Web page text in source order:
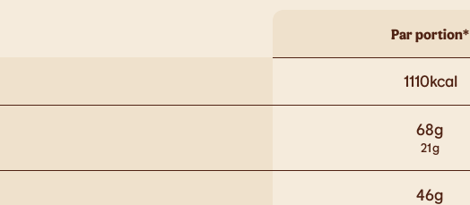
Par portion*
1110kcal
68g
21g
46g